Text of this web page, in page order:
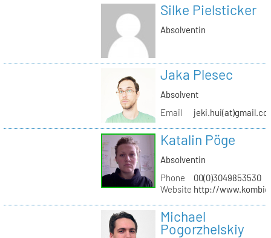
Silke Pielsticker
Absolventin
Jaka Plesec
Absolvent
Email
Katalin Pöge
Absolventin
Phone
00(0)3049853530
Website http://
Michael
Pogorzhelskiy